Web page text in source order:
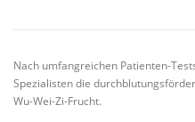
IMPRESSUM
Nach umfangreichen Patienten-
Spezialisten die
Wu-Wei-Zi-Frucht.